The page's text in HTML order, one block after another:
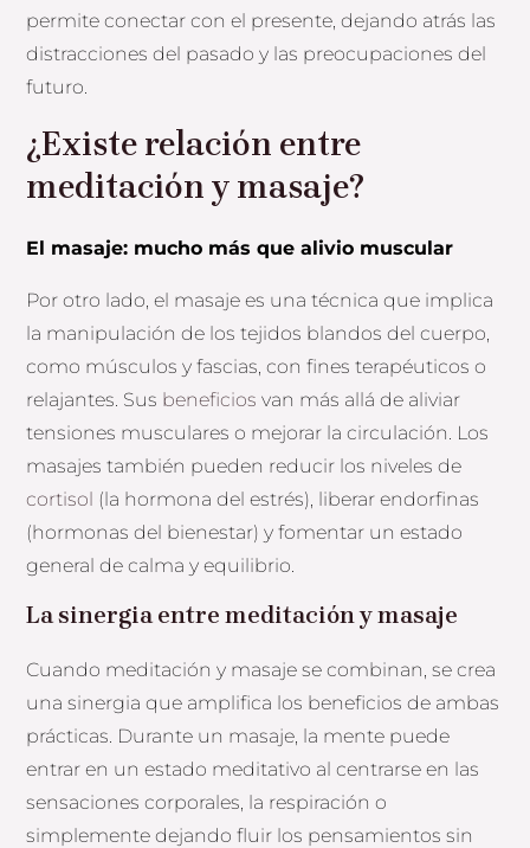
permite conectar con el presente, dejando atrás las
distracciones del pasado y las preocupaciones del
futuro.
¿Existe relación entre
meditación y masaje?
El masaje: mucho más que alivio muscular
Por otro lado, el masaje es una técnica que implica
la manipulación de los tejidos blandos del cuerpo,
como músculos y fascias, con fines terapéuticos o
relajantes. Sus beneficios van más allá de aliviar
tensiones musculares o mejorar la circulación. Los
masajes también pueden reducir los niveles de
cortisol (la hormona del estrés), liberar endorfinas
(hormonas del bienestar) y fomentar un estado
general de calma y equilibrio.
La sinergia entre meditación y masaje
Cuando meditación y masaje se combinan, se crea
una sinergia que amplifica los beneficios de ambas
prácticas. Durante un masaje, la mente puede
entrar en un estado meditativo al centrarse en las
sensaciones corporales, la respiración o
simplemente dejando fluir los pensamientos sin